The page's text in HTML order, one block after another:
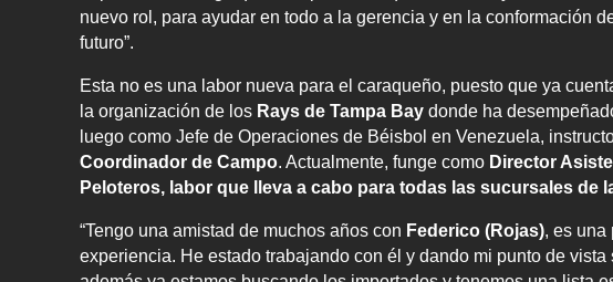
nuevo rol, para ayudar en todo a la gerencia y en la conformación
futuro”.
Esta no es una labor nueva para el caraqueño, puesto que ya
la organización de los Rays de Tampa Bay donde ha
luego como Jefe de Operaciones de Béisbol en Venezuela,
Coordinador de Campo. Actualmente, funge como Director
Peloteros, labor que lleva a cabo para todas las sucursales de
“Tengo una amistad de muchos años con Federico (Rojas), es una
experiencia. He estado trabajando con él y dando mi punto de